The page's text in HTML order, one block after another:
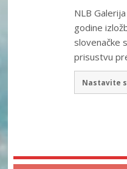
NLB
godine
slovenačke
prisustvu
Nastavite